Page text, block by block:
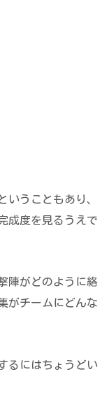
いうこともあり、
成度を見るうえで
陣がどのように絡
がチームにどんな
るにはちょうどい